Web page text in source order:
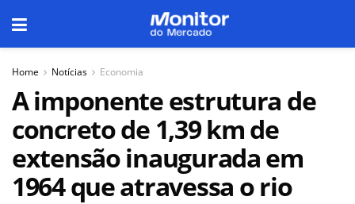
Home Notícias Economia
A imponente estrutura de
concreto de 1,39 km de
extensão inaugurada em
1964 que atravessa o rio